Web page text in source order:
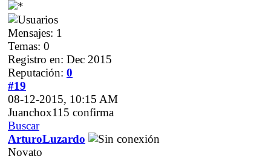
Mensajes: 1
Temas: 0
Registro en: Dec 2015
Reputación: 0
#19
08-12-2015, 10:15 AM
Juanchox115 confirma
Buscar
ArturoLuzardo
Novato